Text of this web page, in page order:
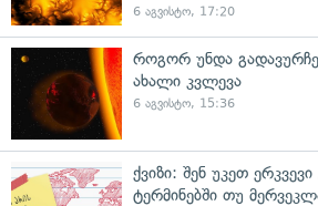
6 აგვისტო, 17:20
როგორ უნდა
ახალი კვლევა
6 აგვისტო, 15:36
ქვიზი: შენ უკეთ
ტერმინებში თუ